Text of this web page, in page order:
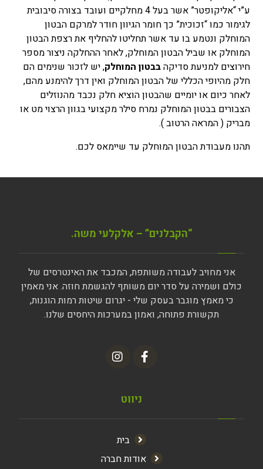
ע”י “אליקופטר” אשר בעל 4 מחלקיים ועובד בצורה סיבובית
לגימור כמו “זכוכית” כך חומר הגיוון חודר למרקם הבטון
המוחלק ונטמע בו עד אשר תחליטו להחליף את רצפת הבטון
המוחלק או שביל הבטון המוחלק, לאחר ההחלקה ניצור מספר
חירוצים למניעת סדיקהבבטון המוחלק,יש לזכור שנימים הם
חלק מהיופי הכללי של הבטון המוחלק ואין דרך להימנע מהם,
לאחר כיום או יומיים שהבטון הוציא חלק נכבד מהנוזלים
הצבורים בבטון המוחלק נמרח סילר מקצועי בגוון הרצוי מט או
מבריק ( המראה הרטוב ).
תהנומעבודת הבטון המוחלק עד שיימאס לכם.
“הקבלנים” – אלקלעי משה.
אני מחויב לעבודה משותפת, המכבד את האינטרסים של
כולם ושמירה על סדר יום משותף להגשמת חוזה. אני מאמין
כי מאמץ מוגבר בעסק שלי - יגרום שיטות רמות הוגנות,
תקשורת פתוחה, ואמון במערכות היחסים שלנו.
ניווט
בית
אודות חברה